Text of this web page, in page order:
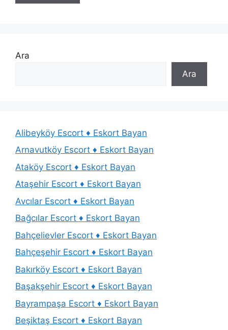
Ara
Ara
Alibeyköy Escort ♦️ Eskort Bayan
Arnavutköy Escort ♦️ Eskort Bayan
Ataköy Escort ♦️ Eskort Bayan
Ataşehir Escort ♦️ Eskort Bayan
Avcılar Escort ♦️ Eskort Bayan
Bağcılar Escort ♦️ Eskort Bayan
Bahçelievler Escort ♦️ Eskort Bayan
Bahçeşehir Escort ♦️ Eskort Bayan
Bakırköy Escort ♦️ Eskort Bayan
Başakşehir Escort ♦️ Eskort Bayan
Bayrampaşa Escort ♦️ Eskort Bayan
Beşiktaş Escort ♦️ Eskort Bayan